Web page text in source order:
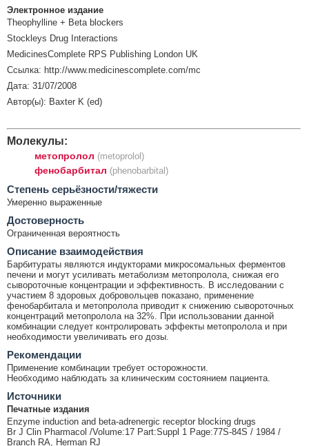
Электронное издание
Theophylline + Beta blockers
Stockleys Drug Interactions
MedicinesComplete RPS Publishing London UK
Ссылка: http://www.medicinescomplete.com/mc
Дата: 31/07/2008
Автор(ы): Baxter K (ed)
Молекулы:
метопролол (metoprolol)
фенобарбитал (phenobarbital)
Cтепень серьёзности/тяжести
Умеренно выраженные
Достоверность
Ограниченная вероятность
Описание взаимодействия
Барбитураты являются индукторами микросомальных ферментов
печени и могут усиливать метаболизм метопролола, снижая его
сывороточные концентрации и эффективность. В исследовании с
участием 8 здоровых добровольцев показано, применение
фенобарбитала и метопролола приводит к снижению сывороточных
концентраций метопролола на 32%. При использовании данной
комбинации следует контролировать эффекты метопролола и при
необходимости увеличивать его дозы.
Рекомендации
Применение комбинации требует осторожности.
Необходимо наблюдать за клиническим состоянием пациента.
Источники
Печатные издания
Enzyme induction and beta-adrenergic receptor blocking drugs
Br J Clin Pharmacol /Volume:17 Part:Suppl 1 Page:77S-84S / 1984 /
Branch RA, Herman RJ